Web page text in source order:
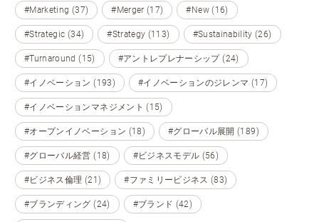
#Marketing (37) #Merger (17) #New (16)
#Strategic (34) #Strategy (113) #Sustainability (26)
#Turnaround (15) #アントレプレナーシップ (24)
#イノベーション (193) #イノベーションのジレンマ (17)
#イノベーションマネジメント (15)
#オープンイノベーション (18) #グローバル展開 (189)
#グローバル経営 (18) #ビジネスモデル (56)
#ビジネス倫理 (21) #ファミリービジネス (83)
#ブランディング (24) #ブランド (42)